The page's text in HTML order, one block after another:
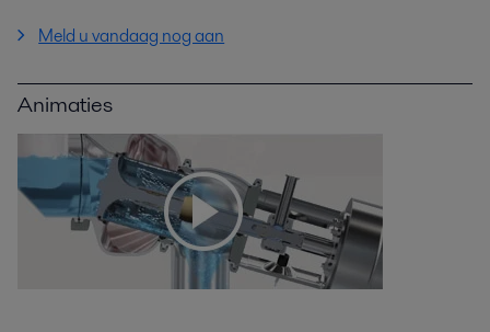
Meld u vandaag nog aan
Animaties